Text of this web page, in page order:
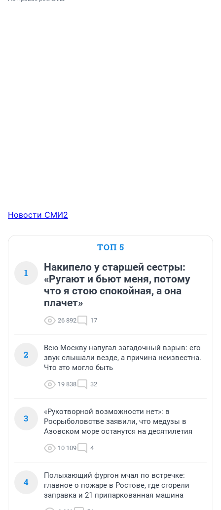
Новости СМИ2
ТОП 5
1
Накипело у старшей сестры:
«Ругают и бьют меня, потому
что я стою спокойная, а она
плачет»
26 892 17
2
Всю Москву напугал загадочный взрыв: его
звук слышали везде, а причина неизвестна.
Что это могло быть
19 838 32
3
«Рукотворной возможности нет»: в
Росрыболовстве заявили, что медузы в
Азовском море останутся на десятилетия
10 109 4
4
Полыхающий фургон мчал по встречке:
главное о пожаре в Ростове, где сгорели
заправка и 21 припаркованная машина